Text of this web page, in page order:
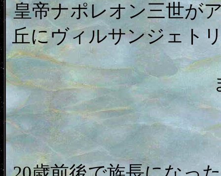
皇帝ナポレオン三世が
丘にヴィルサンジェト